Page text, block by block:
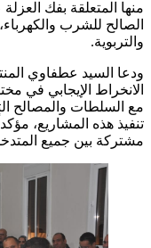
منها المتعلقة بفك
الصالح للشرب
والتربوية.
ودعا السيد عطفاوي
الانخراط الإيجابي في
مع السلطات والمصالح
تنفيذ هذه المشاريع،
مشتركة بين جميع